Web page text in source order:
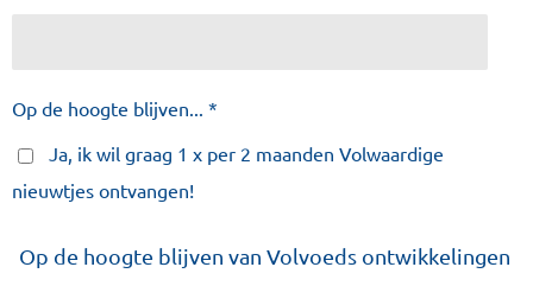
Op de hoogte blijven... *
Ja, ik wil graag 1 x per 2 maanden Volwaardige
nieuwtjes ontvangen!
Op de hoogte blijven van Volvoeds ontwikkelingen